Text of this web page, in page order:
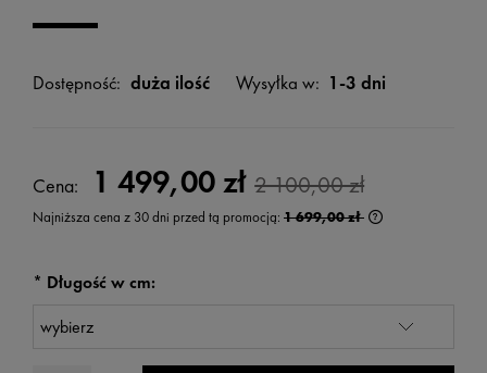
Dostępność: duża ilość Wysyłka w: 1-3 dni
Cena: 1 499,00 zł 2 100,00 zł
Najniższa cena z 30 dni przed tą promocją: 1 699,00 zł
* Długość w cm: